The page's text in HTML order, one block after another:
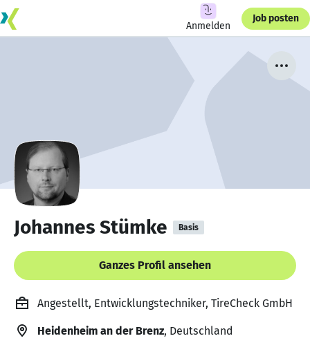
Anmelden
Job posten
Johannes Stümke Basis
Ganzes Profil ansehen
Angestellt, Entwicklungstechniker, TireCheck GmbH
Heidenheim an der Brenz, Deutschland